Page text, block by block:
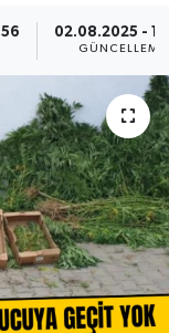
02.08.2025 -
GÜNCELLEME